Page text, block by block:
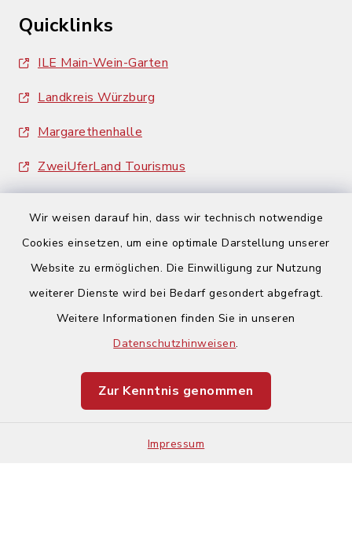
Wir weisen darauf hin, dass wir technisch notwendige
Cookies einsetzen, um eine optimale Darstellung unserer
Website zu ermöglichen. Die Einwilligung zur Nutzung
weiterer Dienste wird bei Bedarf gesondert abgefragt.
Weitere Informationen finden Sie in unseren
Datenschutzhinweisen.
Zur Kenntnis genommen
Impressum
Quicklinks
ILE Main-Wein-Garten
Landkreis Würzburg
Margarethenhalle
ZweiUferLand Tourismus
Barrierefreiheit
Impressum
Sitemap